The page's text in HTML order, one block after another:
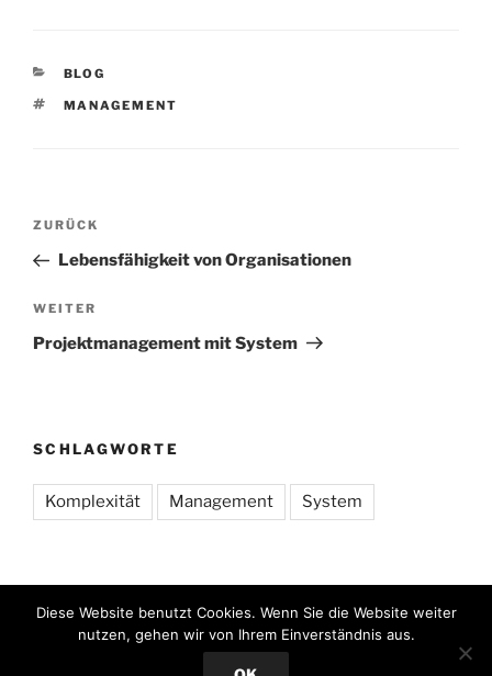
KATEGORIEN
BLOG
SCHLAGWÖRTER
MANAGEMENT
Beitragsnavigation
Vorheriger
Beitrag
ZURÜCK
Lebensfähigkeit von Organisationen
Nächster
Beitrag
WEITER
Projektmanagement mit System
SCHLAGWORTE
Komplexität Management System
Stolz präsentiert von WordPress
Diese Website benutzt Cookies. Wenn Sie die Website weiter
nutzen, gehen wir von Ihrem Einverständnis aus.